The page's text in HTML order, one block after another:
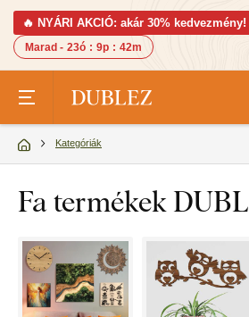
🔥 NYÁRI AKCIÓ: akár 30% kedvezmény!
Marad - 23ó : 9p : 41m
Kategóriák
Fa termékek